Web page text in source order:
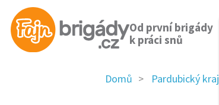
Od první brigády
k práci snů
Domů Pardubický kraj